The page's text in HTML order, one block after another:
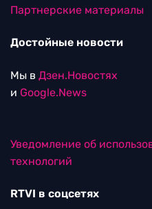
Партнерские материалы
Достойные новости
Мы в Дзен.Новостях
и Google.News
Уведомление об
технологий
RTVI в соцсетях